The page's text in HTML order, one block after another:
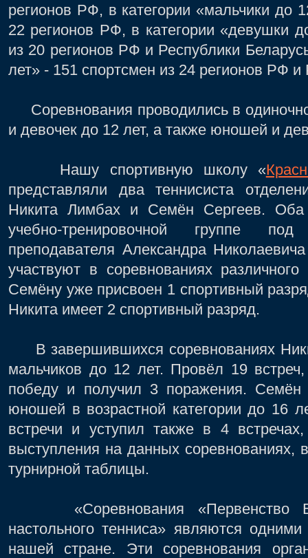
регионов РФ, в категории «мальчики до
22 регионов РФ, в категории «девушки
из 20 регионов РФ и Республики
лет» - 151 спортсмен из 24 регионов РФ и
Соревнования проводились в
и девочек до 12 лет, а также юношей и
Нашу спортивную школу «
представляли два теннисиста
Никита Лимбах и Семён Сергеев. Оба
учебно-тренировочной группе
преподавателя Александра
участвуют в соревнованиях
Семёну уже присвоен 1 спортивный
Никита имеет 2 спортивный разряд.
В завершившихся соревнованиях
мальчиков до 12 лет. Провёл 19
победу и получил 3 поражения. Семён
юношей в возрастной категории до 16
встречи и уступил также в 4
выступления на данных соревнованиях,
турнирной таблицы.
«Соревнования «Первенство
настольного тенниса» являются
нашей стране. Эти соревнования